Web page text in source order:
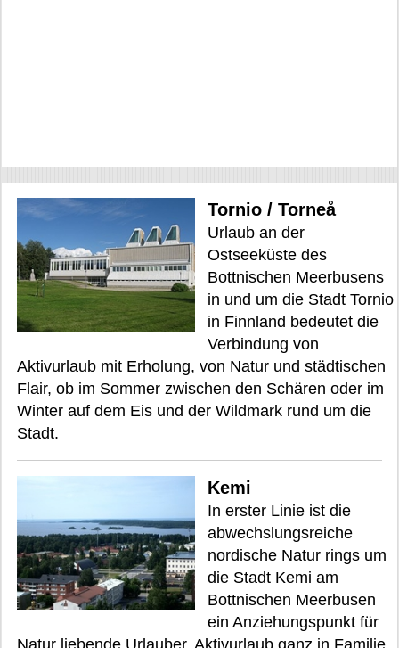
Tornio / Torneå
Urlaub an der
Ostseeküste des
Bottnischen Meerbusens
in und um die Stadt Tornio
in Finnland bedeutet die
Verbindung von
Aktivurlaub mit Erholung, von Natur und städtischen
Flair, ob im Sommer zwischen den Schären oder im
Winter auf dem Eis und der Wildmark rund um die
Stadt.
Kemi
In erster Linie ist die
abwechslungsreiche
nordische Natur rings um
die Stadt Kemi am
Bottnischen Meerbusen
ein Anziehungspunkt für
Natur liebende Urlauber. Aktivurlaub ganz in Familie